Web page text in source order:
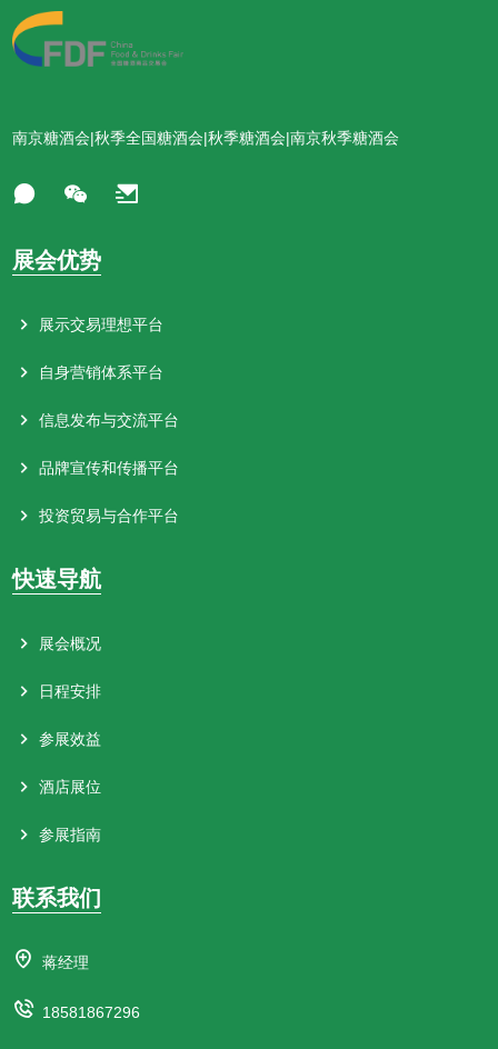
南京糖酒会|秋季全国糖酒会|秋季糖酒会|南京秋季糖酒会
展会优势
展示交易理想平台
自身营销体系平台
信息发布与交流平台
品牌宣传和传播平台
投资贸易与合作平台
快速导航
展会概况
日程安排
参展效益
酒店展位
参展指南
联系我们
蒋经理
18581867296